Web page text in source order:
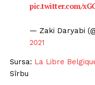
pic.twitter.com/
— Zaki Daryabi
2021
Sursa: La Libre
Sîrbu